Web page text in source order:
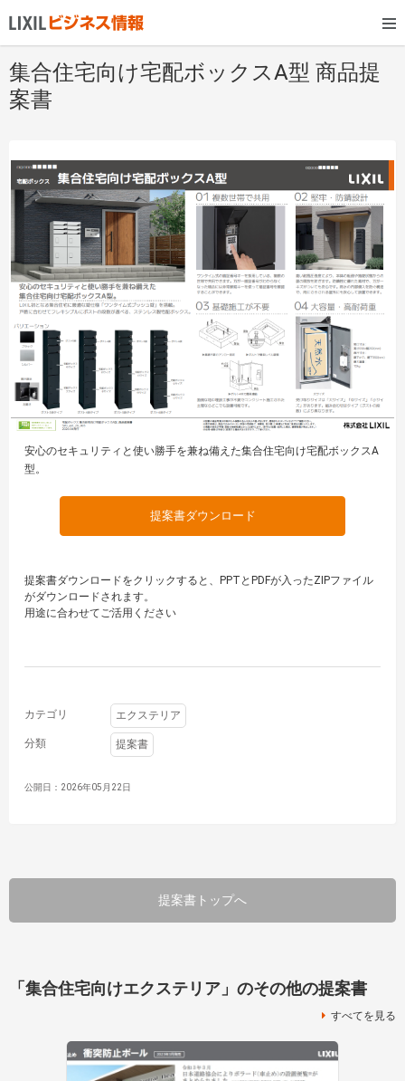
集合住宅向け宅配ボックスA型 商品提
案書
安心のセキュリティと使い勝手を兼ね備えた集合住宅向け宅配ボックスA
型。
提案書ダウンロード
提案書ダウンロードをクリックすると、PPTとPDFが入ったZIPファイル
がダウンロードされます。
用途に合わせてご活用ください
カテゴリ エクステリア
分類 提案書
公開日：2026年05月22日
提案書トップへ
「集合住宅向けエクステリア」のその他の提案書
すべてを見る